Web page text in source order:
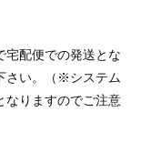
宅配便での発送とな
さい。（※システム
なりますのでご注意